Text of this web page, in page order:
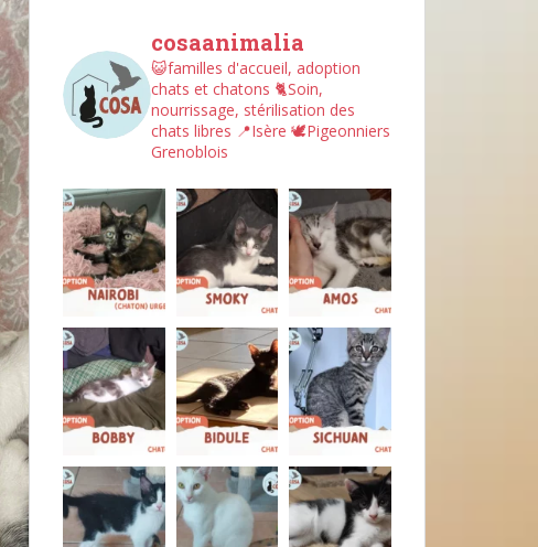
cosaanimalia
😺familles d'accueil, adoption
chats et chatons 🐈Soin,
nourrissage, stérilisation des
chats libres 📍Isère 🕊︎Pigeonniers
Grenoblois